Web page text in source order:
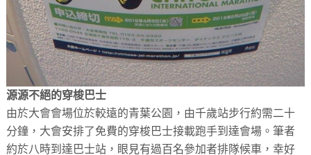
源源不絕的穿梭巴士
由於大會會場位於較遠的青葉公園，由千歲站步行約需二十
分鐘，大會安排了免費的穿梭巴士接載跑手到達會場。筆者
約於八時到達巴士站，眼見有過百名參加者排隊候車，幸好